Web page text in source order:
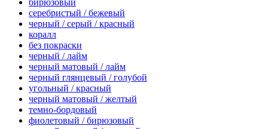
серебристый / бежевый
черный / серый / красный
коралл
без покраски
черный / лайм
черный матовый / лайм
черный глянцевый / голубой
угольный / красный
черный матовый / желтый
темно-бордовый
фиолетовый / бирюзовый